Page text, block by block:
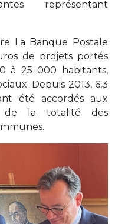
représentant
La Banque Postale
de projets portés
à 25 000 habitants,
Depuis 2013, 6,3
été accordés aux
de la totalité des